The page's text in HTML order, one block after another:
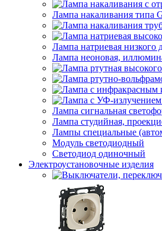
Лампа накаливания типа
Лампа натриевая низкого
Лампа неоновая,
Лампа сигнальная
Лампа студийная,
Лампы специальные
Модуль светодиодный
Светодиод одиночный
Электроустановочные изделия